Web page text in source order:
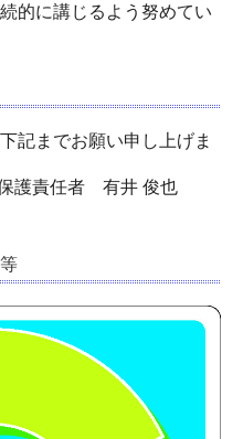
的に講じるよう努めてい
記までお願い申し上げま
護責任者 有井 俊也